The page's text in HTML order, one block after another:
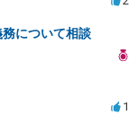
について相談
1